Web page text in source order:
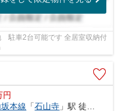
駐車2台可能です 全居室収納付
円
本線 「石山寺 」駅 徒歩49分